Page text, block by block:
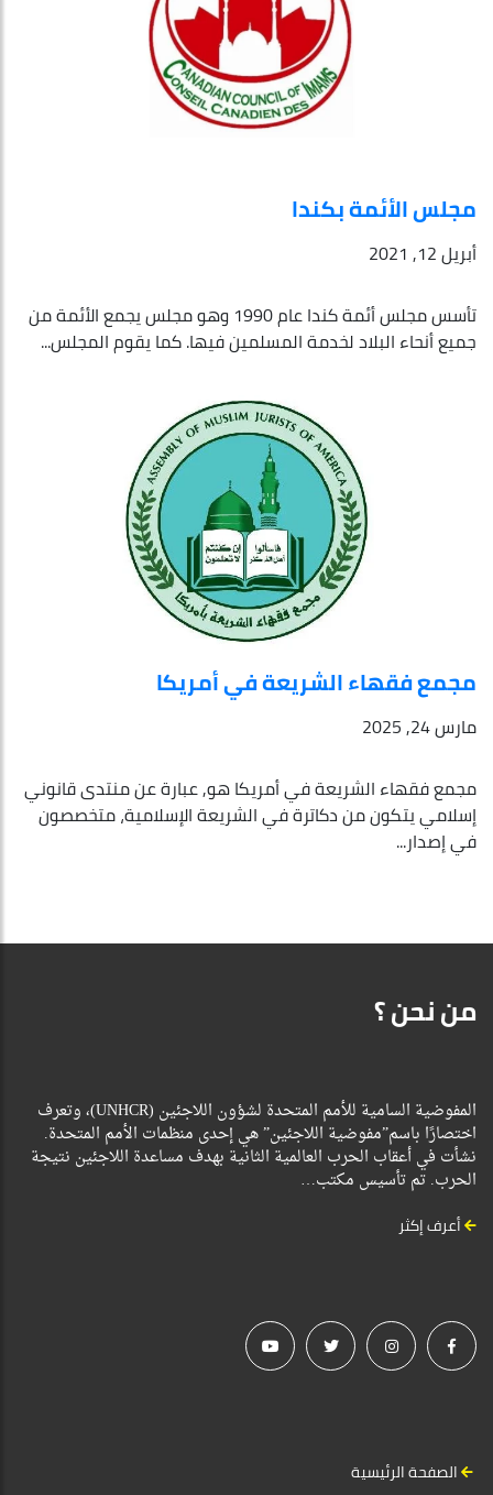
مجلس الأئمة بكندا
أبريل 12, 2021
تأسس مجلس أئمة كندا عام 1990 وهو مجلس يجمع الأئمة من
جميع أنحاء البلاد لخدمة المسلمين فيها. كما يقوم المجلس...
مجمع فقهاء الشريعة في أمريكا
مارس 24, 2025
مجمع فقهاء الشريعة في أمريكا هو, عبارة عن منتدى قانوني
إسلامي يتكون من دكاترة في الشريعة الإسلامية، متخصصون
في إصدار...
من نحن ؟
المفوضية السامية للأمم المتحدة لشؤون اللاجئين (UNHCR)، وتعرف
اختصارًا باسم”مفوضية اللاجئين” هي إحدى منظمات الأمم المتحدة.
نشأت في أعقاب الحرب العالمية الثانية بهدف مساعدة اللاجئين نتيجة
الحرب. تم تأسيس مكتب…
أعرف إكثر
الصفحة الرئيسية